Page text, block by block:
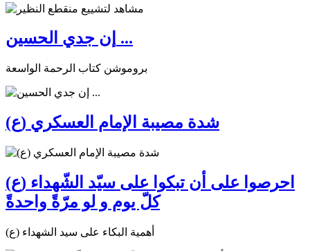
إن جدي الحسين ...
بروموشن كتاب الرحمة الواسعة
شدة مصيبة الإمام العسكري (ع)
احرصوا على أن تبكوا على سيّد الشّهداء (ع)
كلّ يوم و لو مرّةً واحدةً
أهمية البكاء على سيد الشهداء (ع)